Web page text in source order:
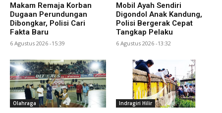
Makam Remaja Korban
Dugaan Perundungan
Dibongkar, Polisi Cari
Fakta Baru
6 Agustus 2026 -15:39
Mobil Ayah Sendiri
Digondol Anak Kandung,
Polisi Bergerak Cepat
Tangkap Pelaku
6 Agustus 2026 -13:32
Olahraga Indragiri Hilir